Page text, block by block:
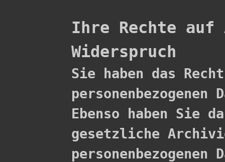
Ihre Rechte auf
Widerspruch
Sie haben das
Ebenso haben Sie
gesetzliche
personenbezogenen